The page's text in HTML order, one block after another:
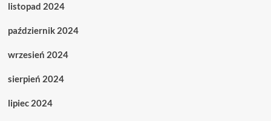
listopad 2024
październik 2024
wrzesień 2024
sierpień 2024
lipiec 2024